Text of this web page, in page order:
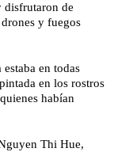
disfrutaron de
y fuegos
en todas
en los rostros
habían
Thi Hue,